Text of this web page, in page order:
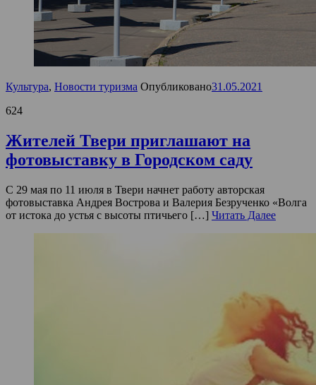
Культура, Новости туризма Опубликовано31.05.2021
624
Жителей Твери приглашают на
фотовыставку в Городском саду
С 29 мая по 11 июля в Твери начнет работу авторская
фотовыставка Андрея Вострова и Валерия Безрученко «Волга
от истока до устья с высоты птичьего […] Читать Далее